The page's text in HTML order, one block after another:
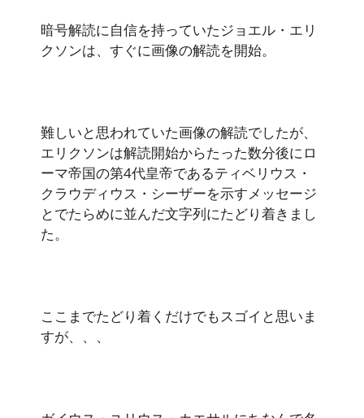
暗号解読に自信を持っていたジョエル・エリ
クソンは、すぐに画像の解読を開始。
難しいと思われていた画像の解読でしたが、
エリクソンは解読開始からたった数分後にロ
ーマ帝国の第4代皇帝であるティベリウス・
クラウディウス・シーザーを示すメッセージ
とでたらめに並んだ文字列にたどり着きまし
た。
ここまでたどり着くだけでもスゴイと思いま
すが、、、